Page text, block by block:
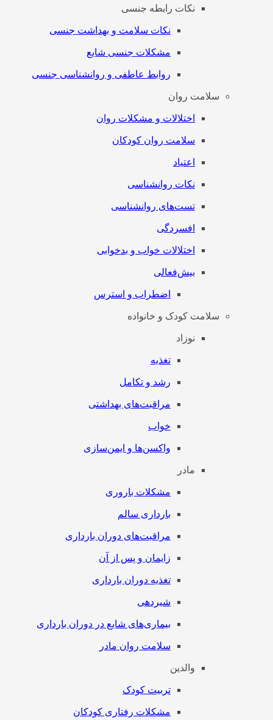
نکات رابطه جنسی
نکات سلامت و بهداشت جنسی
مشکلات جنسی شایع
روابط عاطفی و روانشناسی جنسی
سلامت روان
اختلالات و مشکلات روان
سلامت روان کودکان
اعتیاد
نکات روانشناسی
تست‌های روانشناسی
افسردگی
اختلالات خواب و بدخوابی
بیش‌فعالی
اضطراب و استرس
سلامت کودک و خانواده
نوزاد
تغذیه
رشد و تکامل
مراقبت‌های بهداشتی
خواب
واکسن‌ها و ایمن‌سازی
مادر
مشکلات باروری
بارداری سالم
مراقبت‌های دوران بارداری
زایمان و پس از آن
تغذیه دوران بارداری
شیردهی
بیماری‌های شایع در دوران بارداری
سلامت روان مادر
والدین
تربیت کودک
مشکلات رفتاری کودکان